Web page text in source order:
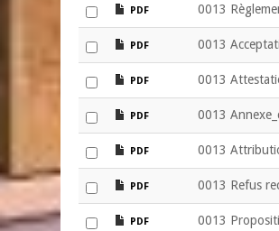
file
PDF 0013
file
PDF 0013
file
PDF 0013
file
PDF 0013
file
PDF 0013
file
PDF 0013 Refus
file
PDF 0013